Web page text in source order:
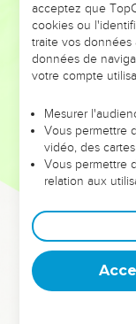
ET SI LEURS
leur foi ou leur
et les saisons
Dans cette
clés pour avancer
deviennent vos
équipe, un
acceptez que
cookies ou
traite vos données
données de
votre compte
Mesurer
Vous permettre
vidéo, des
Vous permettre
relation aux